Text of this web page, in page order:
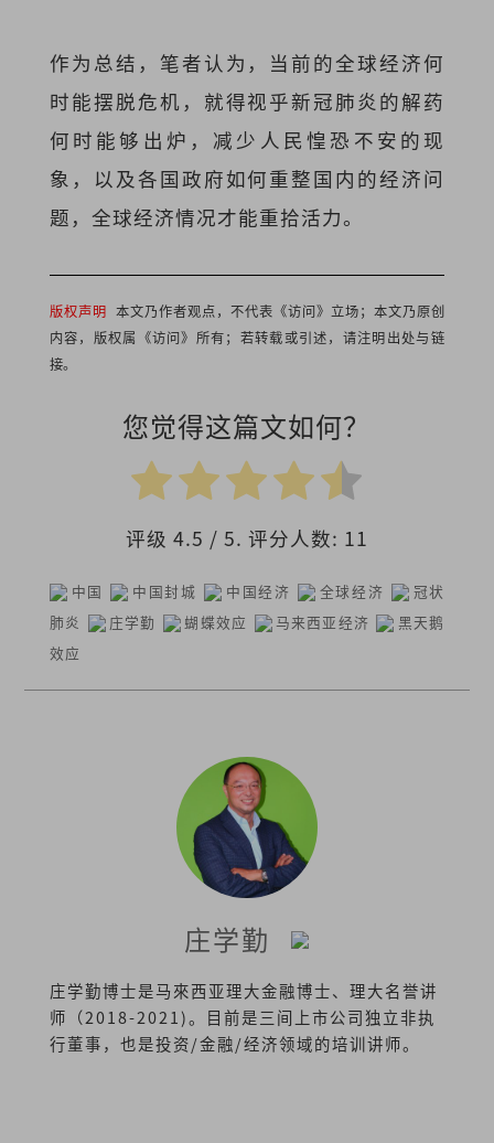
作为总结，笔者认为，当前的全球经济何
时能摆脱危机，就得视乎新冠肺炎的解药
何时能够出炉，减少人民惶恐不安的现
象，以及各国政府如何重整国内的经济问
题，全球经济情况才能重拾活力。
版权声明 本文乃作者观点，不代表《访问》立场；本文乃原创
内容，版权属《访问》所有；若转载或引述，请注明出处与链
接。
您觉得这篇文如何？
评级 4.5 / 5. 评分人数: 11
中国 中国封城 中国经济 全球经济
冠状
肺炎
庄学勤 蝴蝶效应 马来西亚经济
黑天鹅
效应
庄学勤
庄学勤博士是马來西亚理大金融博士、理大名誉讲
师（2018-2021)。目前是三间上市公司独立非执
行董事，也是投资/金融/经济领域的培训讲师。